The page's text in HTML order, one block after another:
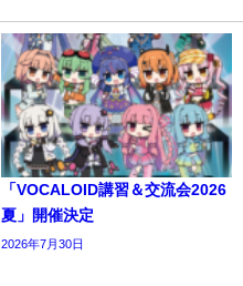
「VOCALOID講習＆交流会2026
夏」開催決定
2026年7月30日